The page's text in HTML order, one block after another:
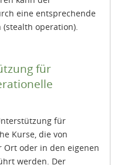
eine entsprechende
(stealth operation).
für
für
Kurse, die von
Ort oder in den eigenen
werden. Der